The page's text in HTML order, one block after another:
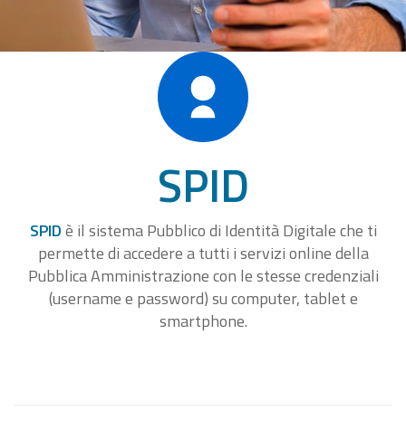
SPID
SPIDè il sistema Pubblico di Identità Digitale che ti
permette di accedere a tutti i servizi online della
Pubblica Amministrazione con le stesse credenziali
(username e password) su computer, tablet e
smartphone.